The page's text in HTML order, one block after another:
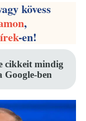
kövess
,
-en!
cikkeit mindig
Google-ben